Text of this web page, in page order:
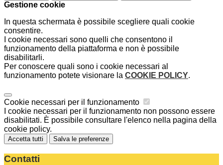
Gestione cookie
In questa schermata è possibile scegliere quali cookie
consentire.
I cookie necessari sono quelli che consentono il
funzionamento della piattaforma e non è possibile
disabilitarli.
Per conoscere quali sono i cookie necessari al
funzionamento potete visionare la COOKIE POLICY.
Cookie necessari per il funzionamento
I cookie necessari per il funzionamento non possono essere
disabilitati. È possibile consultare l'elenco nella pagina della
cookie policy.
Accetta tutti Salva le preferenze
Contatti